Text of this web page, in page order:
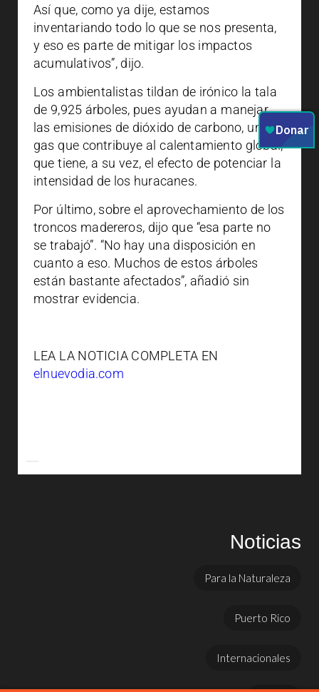
Así que, como ya dije, estamos
inventariando todo lo que se nos presenta,
y eso es parte de mitigar los impactos
acumulativos”, dijo.
Los ambientalistas tildan de irónico la tala
de 9,925 árboles, pues ayudan a manejar
las emisiones de dióxido de carbono, un
gas que contribuye al calentamiento global,
que tiene, a su vez, el efecto de potenciar la
intensidad de los huracanes.
Por último, sobre el aprovechamiento de los
troncos madereros, dijo que “esa parte no
se trabajó”. “No hay una disposición en
cuanto a eso. Muchos de estos árboles
están bastante afectados”, añadió sin
mostrar evidencia.
LEA LA NOTICIA COMPLETA EN
elnuevodia.com
Noticias
Para la Naturaleza
Puerto Rico
Internacionales